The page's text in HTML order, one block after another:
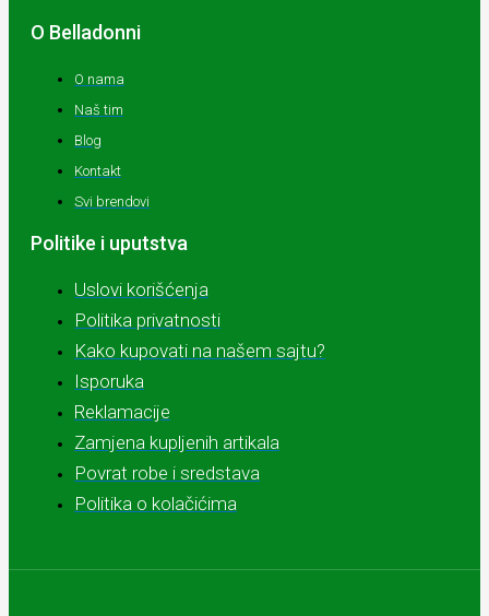
O Belladonni
O nama
Naš tim
Blog
Kontakt
Svi brendovi
Politike i uputstva
Uslovi korišćenja
Politika privatnosti
Kako kupovati na našem sajtu?
Isporuka
Reklamacije
Zamjena kupljenih artikala
Povrat robe i sredstava
Politika o kolačićima